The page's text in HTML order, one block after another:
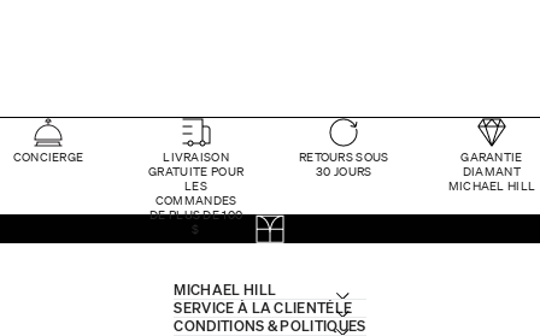
CONCIERGE
LIVRAISON
GRATUITE POUR
LES
COMMANDES
DE PLUS DE 100
$
RETOURS SOUS
30 JOURS
GARANTIE
DIAMANT
MICHAEL HILL
MICHAEL HILL
SERVICE À LA CLIENTÈLE
CONDITIONS & POLITIQUES